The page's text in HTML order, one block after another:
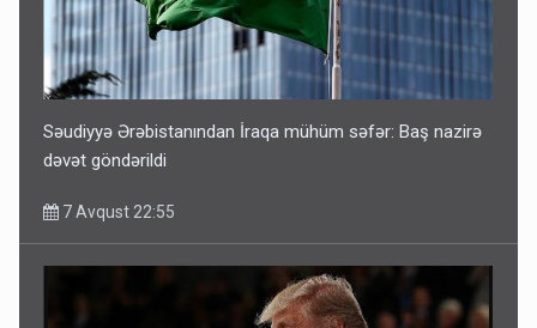
Səudiyyə Ərəbistanından İraqa mühüm səfər: Baş nazirə
dəvət göndərildi
7 Avqust 22:55